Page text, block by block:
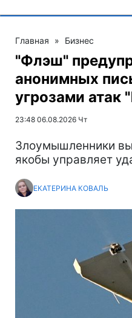
Главная » Бизнес
"Флэш"
анонимных
угрозами атак
23:48 06.08.2026 Чт
Злоумышленники
якобы управляет
ЕКАТЕРИНА КОВАЛЬ